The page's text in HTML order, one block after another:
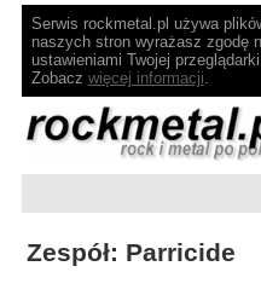
Serwis rockmetal.pl używa
naszych stron wyrażasz zgodę
ustawieniami Twojej
Zobacz więcej informacji.
Zespół: Parricide